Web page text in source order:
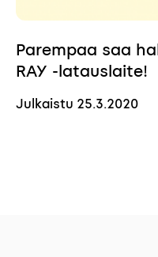
Parempaa saa
RAY -latauslaite!
Julkaistu 25.3.2020